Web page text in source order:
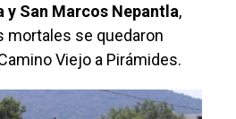
y San Marcos Nepantla,
mortales se quedaron
Viejo a Pirámides.